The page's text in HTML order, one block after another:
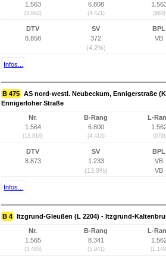
1.563
(3.862)
6.808
(4.421) (980)
DTV
8.858
SV
372
(4,2%)
BPL
VB
Infos...
B 475 AS nord-westl. Neubeckum, Ennigerstraße
Ennigerloher Straße
Nr.
1.564
(13.818)
B-Rang
6.800
(4.413)
L-
(979)
DTV
8.873
SV
1.233
(13,9%)
BPL
VB
VB
Infos...
B 4 Itzgrund-Gleußen (L 2204) - Itzgrund-
Nr.
1.565
(3.485)
B-Rang
8.341
(5.941)
L-